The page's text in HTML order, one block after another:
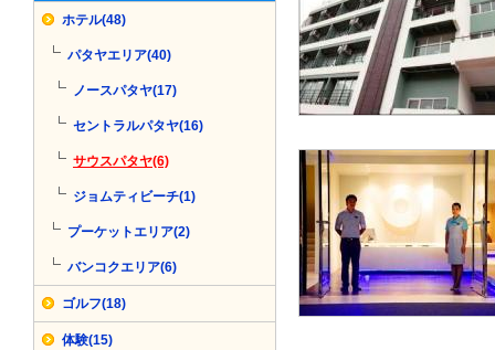
ホテル(48)
パタヤエリア(40)
ノースパタヤ(17)
セントラルパタヤ(16)
サウスパタヤ(6)
ジョムティビーチ(1)
プーケットエリア(2)
バンコクエリア(6)
ゴルフ(18)
体験(15)